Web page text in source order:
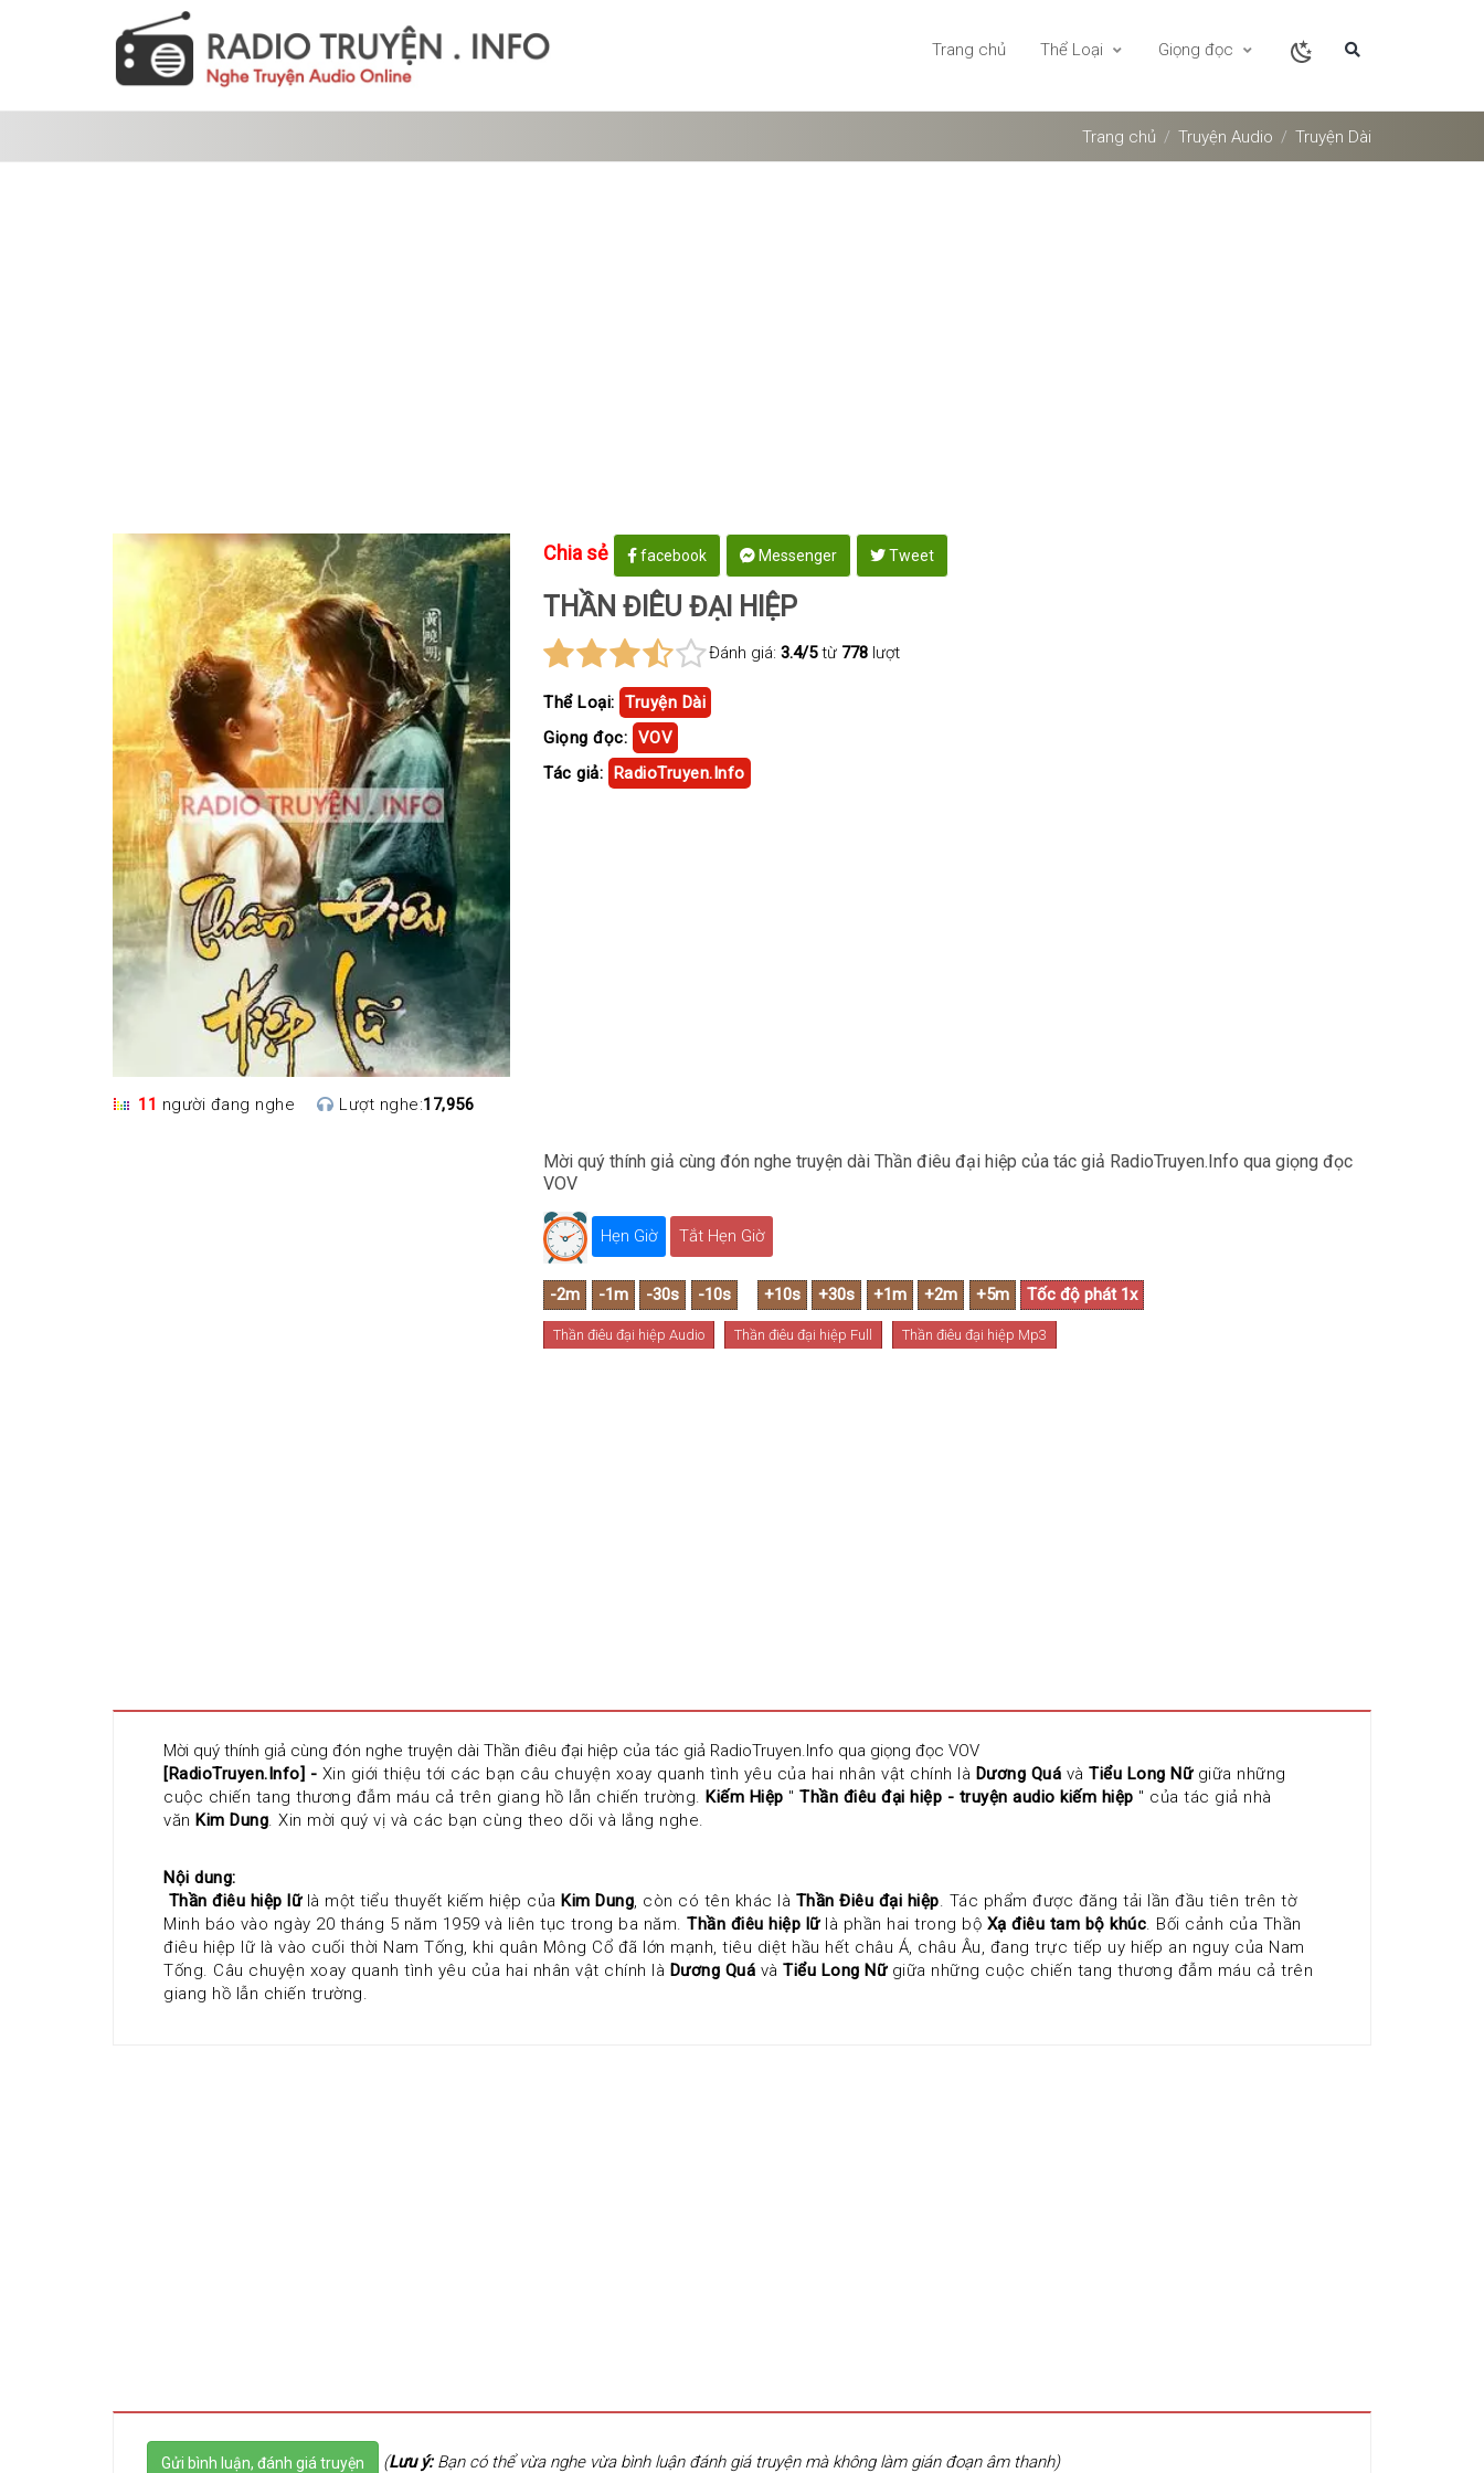
Trang chủ Thể Loại Giọng đọc
Trang chủ Truyện Audio Truyện Dài
11 người đang nghe Lượt nghe:17,956
Chia sẻ facebook Messenger Tweet
THẦN ĐIÊU ĐẠI HIỆP
Đánh giá: 3.4/5từ 778 lượt
Thể Loại: Truyện Dài
Giọng đọc: VOV
Tác giả: RadioTruyen.Info
Mời quý thính giả cùng đón nghe truyện dài Thần điêu đại hiệp của tác giả RadioTruyen.Info qua giọng đọc
VOV
Hẹn Giờ Tắt Hẹn Giờ
Thần điêu đại hiệp Audio Thần điêu đại hiệp Full Thần điêu đại hiệp Mp3
Mời quý thính giả cùng đón nghe truyện dài Thần điêu đại hiệp của tác giả RadioTruyen.Info qua giọng đọc VOV
[RadioTruyen.Info] - Xin giới thiệu tới các bạn câu chuyện xoay quanh tình yêu của hai nhân vật chính là Dương Quá và Tiểu Long Nữ giữa những
cuộc chiến tang thương đẫm máu cả trên giang hồ lẫn chiến trường. Kiếm Hiệp " Thần điêu đại hiệp - truyện audio kiếm hiệp " của tác giả nhà
văn Kim Dung. Xin mời quý vị và các bạn cùng theo dõi và lắng nghe.
Nội dung:
Thần điêu hiệp lữ là một tiểu thuyết kiếm hiệp của Kim Dung, còn có tên khác là Thần Điêu đại hiệp. Tác phẩm được đăng tải lần đầu tiên trên tờ
Minh báo vào ngày 20 tháng 5 năm 1959 và liên tục trong ba năm. Thần điêu hiệp lữ là phần hai trong bộ Xạ điêu tam bộ khúc. Bối cảnh của Thần
điêu hiệp lữ là vào cuối thời Nam Tống, khi quân Mông Cổ đã lớn mạnh, tiêu diệt hầu hết châu Á, châu Âu, đang trực tiếp uy hiếp an nguy của Nam
Tống. Câu chuyện xoay quanh tình yêu của hai nhân vật chính là Dương Quá và Tiểu Long Nữ giữa những cuộc chiến tang thương đẫm máu cả trên
giang hồ lẫn chiến trường.
Gửi bình luận, đánh giá truyện (Lưu ý:Bạn có thể vừa nghe vừa bình luận đánh giá truyện mà không làm gián đoạn âm thanh)